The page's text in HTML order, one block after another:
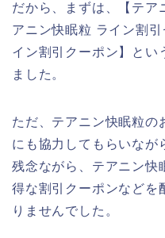
だから、まずは、【テア
アニン快眠粒 ライン割
イン割引クーポン】とい
ました。
ただ、テアニン快眠粒の
にも協力してもらいなが
残念ながら、テアニン快
得な割引クーポンなどを
りませんでした。